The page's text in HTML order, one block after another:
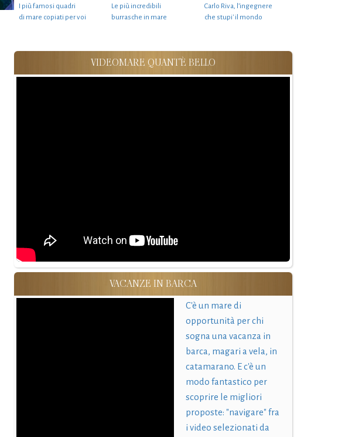
I più famosi quadri
di mare copiati per voi
Le più incredibili
burrasche in mare
Carlo Riva, l’ingegnere
che stupi' il mondo
VIDEOMARE QUANT'È BELLO
VACANZE IN BARCA
C'è un mare di
opportunità per chi
sogna una vacanza in
barca, magari a vela, in
catamarano. E c'è un
modo fantastico per
scoprire le migliori
proposte: "navigare" fra
i video selezionati da